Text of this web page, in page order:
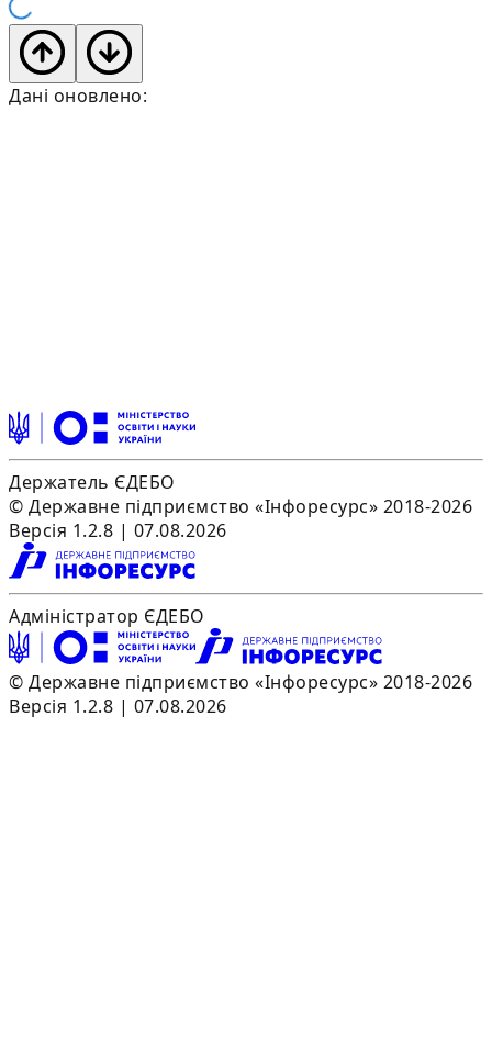
Дані оновлено:
Держатель ЄДЕБО
© Державне підприємство «Інфоресурс» 2018-2026
Версія 1.2.8 | 07.08.2026
Адміністратор ЄДЕБО
© Державне підприємство «Інфоресурс» 2018-2026
Версія 1.2.8 | 07.08.2026